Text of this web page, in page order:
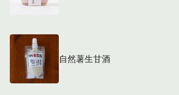
自然薯生甘酒